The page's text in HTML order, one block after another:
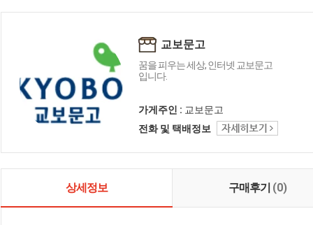
교보문고
꿈을 피우는 세상, 인터넷 교보문고
입니다.
가게주인 : 교보문고
전화 및 택배정보
상세정보 구매후기 (0)